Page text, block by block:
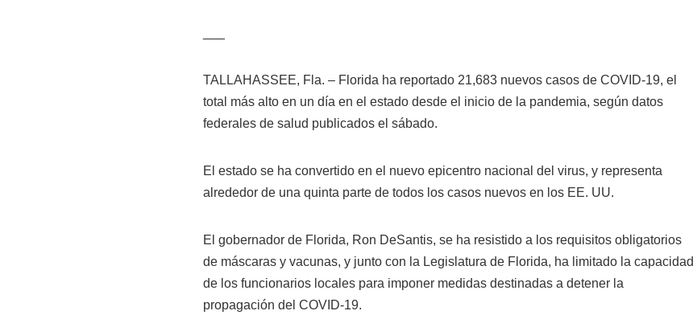
TALLAHASSEE, Fla. – Florida ha reportado 21,683 nuevos casos de COVID-19, el
total más alto en un día en el estado desde el inicio de la pandemia, según datos
federales de salud publicados el sábado.
El estado se ha convertido en el nuevo epicentro nacional del virus, y representa
alrededor de una quinta parte de todos los casos nuevos en los EE. UU.
El gobernador de Florida, Ron DeSantis, se ha resistido a los requisitos obligatorios
de máscaras y vacunas, y junto con la Legislatura de Florida, ha limitado la capacidad
de los funcionarios locales para imponer medidas destinadas a detener la
propagación del COVID-19.